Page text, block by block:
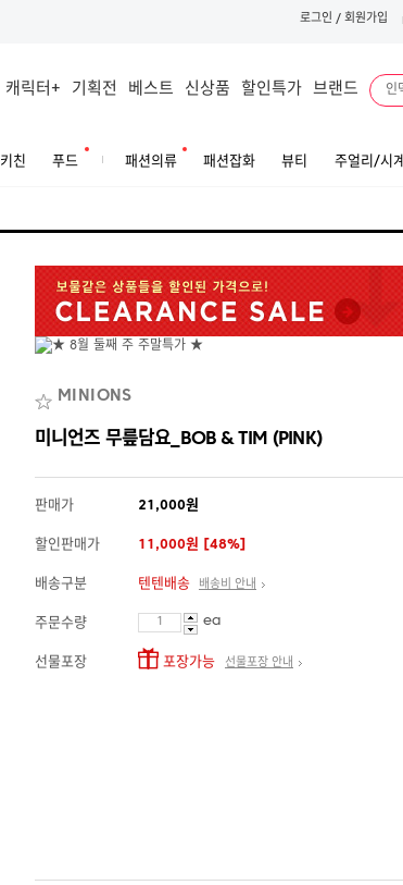
로그인 / 회원가입
캐릭터+ 기획전 베스트 신상품 할인특가 브랜드
키친 푸드 패션의류 패션잡화 뷰티 주얼리/시계
MINIONS
미니언즈 무릎담요_BOB & TIM (PINK)
판매가 21,000원
할인판매가 11,000원 [48%]
배송구분 텐텐배송 배송비 안내
주문수량 ea
선물포장 포장가능 선물포장 안내